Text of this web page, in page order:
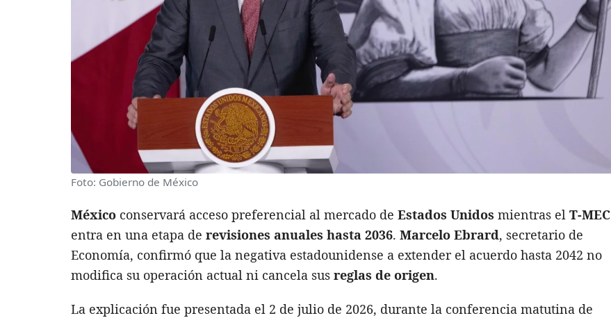
Foto: Gobierno de México
México conservará acceso preferencial al mercado de Estados Unidos mientras el T-MEC
entra en una etapa de revisiones anuales hasta 2036. Marcelo Ebrard, secretario de
Economía, confirmó que la negativa estadounidense a extender el acuerdo hasta 2042 no
modifica su operación actual ni cancela sus reglas de origen.
La explicación fue presentada el 2 de julio de 2026, durante la conferencia matutina de